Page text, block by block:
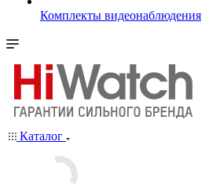
Комплекты видеонаблюдения
Каталог